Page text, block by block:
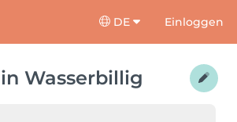
DE Einloggen
in Wasserbillig